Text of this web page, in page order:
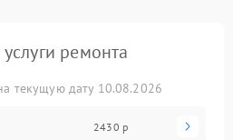
ремонта
текущую дату 10.08.2026
2430 р